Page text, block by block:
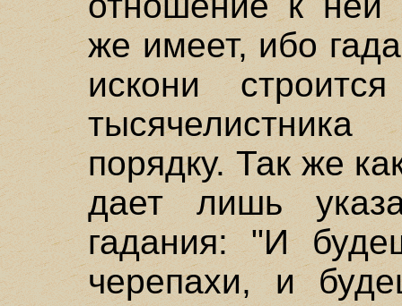
же имеет, ибо
искони
порядку. Так же
дает лишь
гадания: "И
черепахи, и